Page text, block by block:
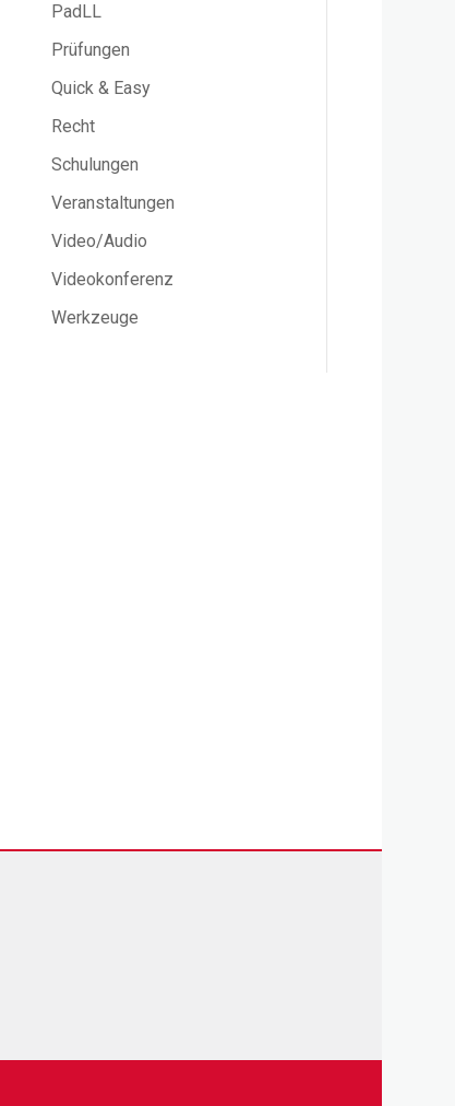
PadLL
Prüfungen
Quick & Easy
Recht
Schulungen
Veranstaltungen
Video/Audio
Videokonferenz
Werkzeuge